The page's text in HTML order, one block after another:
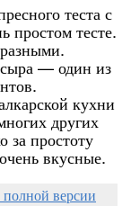
теста с
простом тесте.
— один из
кухни
других
за простоту
вкусные.
полной версии